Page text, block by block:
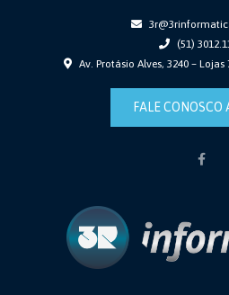
(51)
Av. Protásio Alves, 3240 – Lojas
FALE CONOSCO